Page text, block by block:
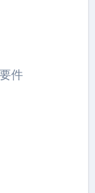
件